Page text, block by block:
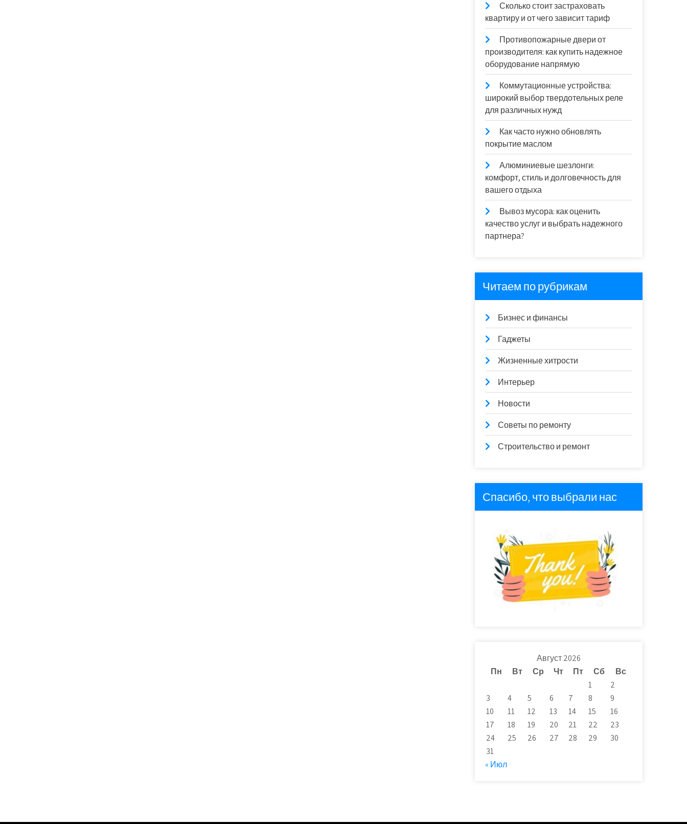
Сколько стоит застраховать
квартиру и от чего зависит тариф
Противопожарные двери от
производителя: как купить надежное
оборудование напрямую
Коммутационные устройства:
широкий выбор твердотельных реле
для различных нужд
Как часто нужно обновлять
покрытие маслом
Алюминиевые шезлонги:
комфорт, стиль и долговечность для
вашего отдыха
Вывоз мусора: как оценить
качество услуг и выбрать надежного
партнера?
Читаем по рубрикам
Бизнес и финансы
Гаджеты
Жизненные хитрости
Интерьер
Новости
Советы по ремонту
Строительство и ремонт
Спасибо, что выбрали нас
Август 2026
Пн
Вт Ср Чт Пт Сб
Вс
1
2
3
4 5 6 7 8
9
10
11 12 13 14 15
16
17
18 19 20 21 22
23
24
25 26 27 28 29
30
31
« Июл